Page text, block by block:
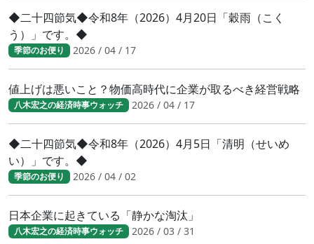
◆二十四節気◆令和8年（2026）4月20日「穀雨（こく
う）」です。◆
季節のお便り 2026 / 04 / 17
値上げは悪いこと？物価高時代に企業が取るべき経営戦略
八木宏之の経済時事ウォッチ 2026 / 04 / 17
◆二十四節気◆令和8年（2026）4月5日「清明（せいめ
い）」です。◆
季節のお便り 2026 / 04 / 02
日本企業に起きている「静かな淘汰」
八木宏之の経済時事ウォッチ 2026 / 03 / 31